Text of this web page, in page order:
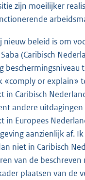
zijn moeilijker
nieuw beleid is om
(Caribisch
beschermingsniveau
«comply or explain»
in Caribisch
andere uitdagingen
in Europees
aanzienlijk af.
niet in Caribisch
van de beschreven
plaatsen van de